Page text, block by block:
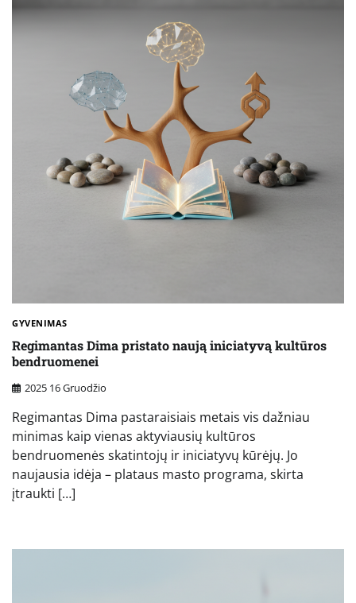
GYVENIMAS
Regimantas Dima pristato naują iniciatyvą kultūros
bendruomenei
2025 16 Gruodžio
Regimantas Dima pastaraisiais metais vis dažniau
minimas kaip vienas aktyviausių kultūros
bendruomenės skatintojų ir iniciatyvų kūrėjų. Jo
naujausia idėja – plataus masto programa, skirta
įtraukti […]